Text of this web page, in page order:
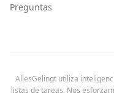
Preguntas
AllesGelingt utiliza
listas de tareas. Nos